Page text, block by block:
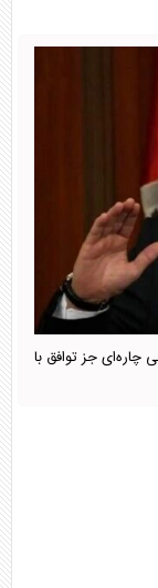
جز توافق با